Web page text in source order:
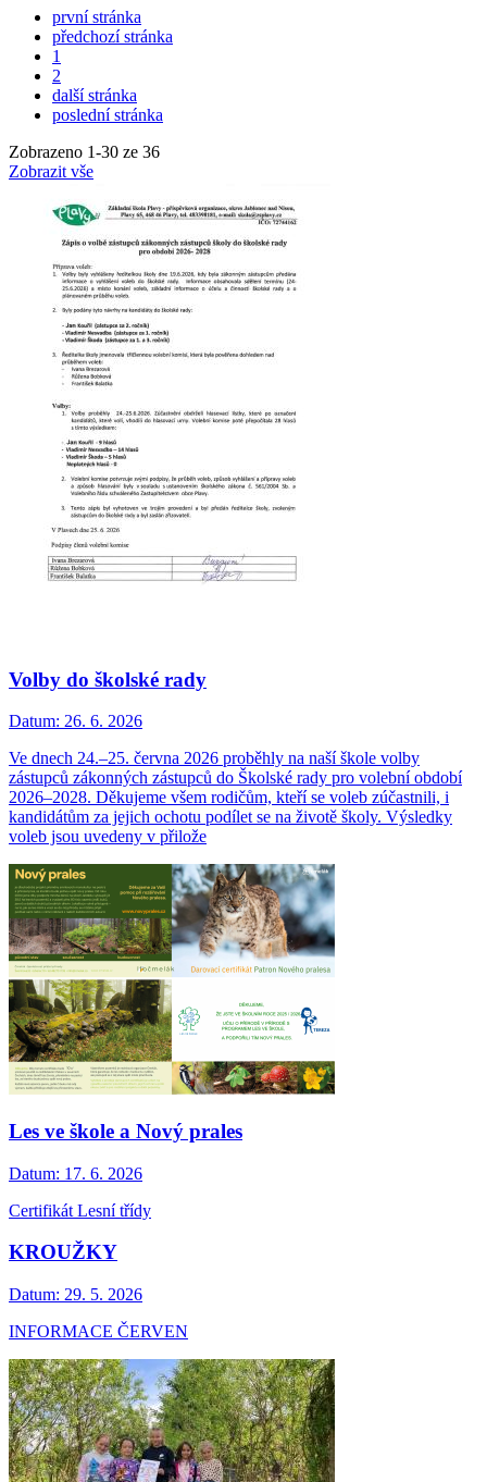
první stránka
předchozí stránka
1
2
další stránka
poslední stránka
Zobrazeno 1-30 ze 36
Zobrazit vše
Volby do školské rady
Datum: 26. 6. 2026
Ve dnech 24.–25. června 2026 proběhly na naší škole volby
zástupců zákonných zástupců do Školské rady pro volební období
2026–2028. Děkujeme všem rodičům, kteří se voleb zúčastnili, i
kandidátům za jejich ochotu podílet se na životě školy. Výsledky
voleb jsou uvedeny v přilože
Les ve škole a Nový prales
Datum: 17. 6. 2026
Certifikát Lesní třídy
KROUŽKY
Datum: 29. 5. 2026
INFORMACE ČERVEN